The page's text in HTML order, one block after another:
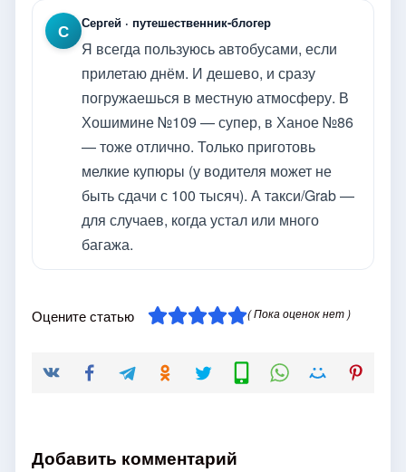
С Сергей · путешественник-блогер
Я всегда пользуюсь автобусами, если
прилетаю днём. И дешево, и сразу
погружаешься в местную атмосферу. В
Хошимине №109 — супер, в Ханое №86
— тоже отлично. Только приготовь
мелкие купюры (у водителя может не
быть сдачи с 100 тысяч). А такси/Grab —
для случаев, когда устал или много
багажа.
Оцените статью ( Пока оценок нет )
Добавить комментарий